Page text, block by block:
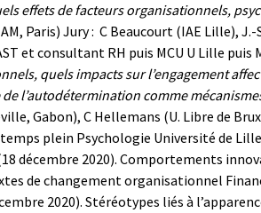
effets de facteurs organisationnels,
Paris) Jury : C Beaucourt (IAE Lille),
et consultant RH puis MCU U Lille puis
quels impacts sur l’engagement
l’autodétermination comme
Gabon), C Hellemans (U. Libre de
temps plein Psychologie Université de
décembre 2020). Comportements
de changement organisationnel
2020). Stéréotypes liés à